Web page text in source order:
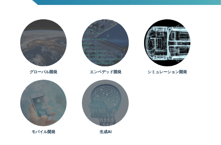
グローバル開発 エンベデッド開発 シミュレーション開発
モバイル開発 生成AI